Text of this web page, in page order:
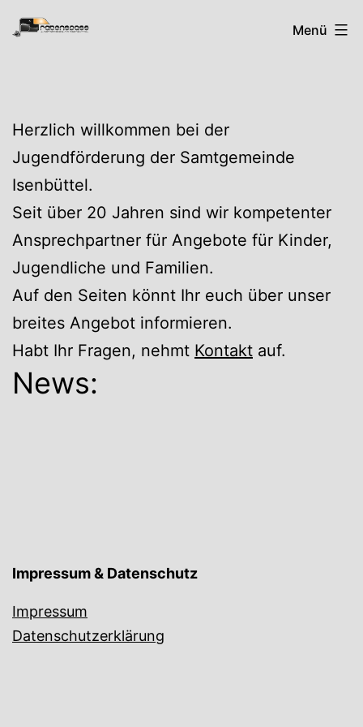
Zum
Inhalt
RabenspassMenü
Herzlich willkommen bei der
Jugendförderung der Samtgemeinde
Isenbüttel.
Seit über 20 Jahren sind wir kompetenter
Ansprechpartner für Angebote für Kinder,
Jugendliche und Familien.
Auf den Seiten könnt Ihr euch über unser
breites Angebot informieren.
Habt Ihr Fragen, nehmt Kontakt auf.
News:
Impressum & Datenschutz
Impressum
Datenschutzerklärung